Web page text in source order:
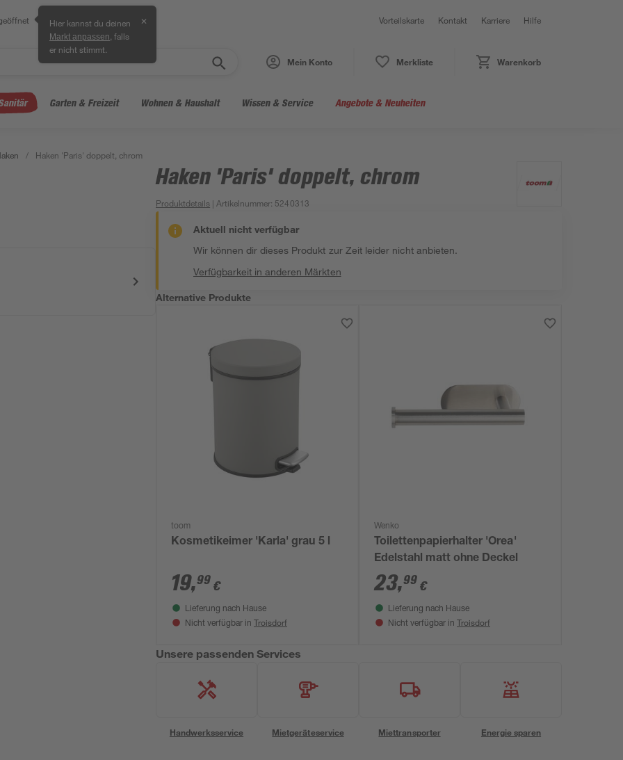
Hier kannst du deinen
Markt anpassen , falls
er nicht stimmt.
✕ Vorteilskarte Kontakt Karriere Hilfe
Mein Konto Merkliste Warenkorb
Garten & Freizeit Wohnen & Haushalt Wissen & Service Angebote & Neuheiten
/ Haken 'Paris' doppelt, chrom
Haken 'Paris' doppelt, chrom
Produktdetails | Artikelnummer: 5240313
Aktuell nicht verfügbar
Wir können dir dieses Produkt zur Zeit leider nicht anbieten.
Verfügbarkeit in anderen Märkten
Alternative Produkte
toom
Kosmetikeimer 'Karla' grau 5 l
19,99 €
Lieferung nach Hause
Nicht verfügbar in Troisdorf
Wenko
Toilettenpapierhalter 'Orea'
Edelstahl matt ohne Deckel
23,99 €
Lieferung nach Hause
Nicht verfügbar in Troisdorf
Unsere passenden Services
Handwerksservice Mietgeräteservice Miettransporter Energie sparen